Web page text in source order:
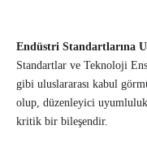
Endüstri Standartlarına
Standartlar ve Teknoloji
gibi uluslararası kabul
olup, düzenleyici
kritik bir bileşendir.